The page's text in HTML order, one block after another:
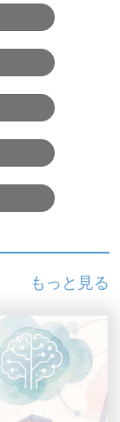
もっと見る